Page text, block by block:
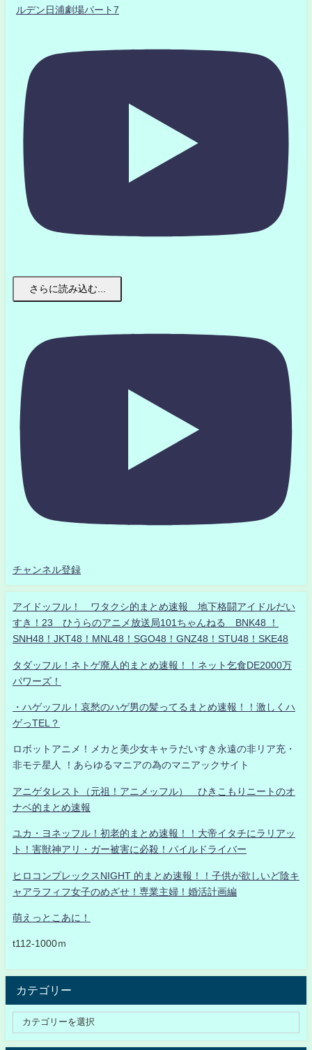
ルデン日浦劇場パート7
さらに読み込む...
チャンネル登録
アイドッフル！ ワタクシ的まとめ速報 地下格闘アイドルだい
すき！23 ひうらのアニメ放送局101ちゃんねる BNK48 ！
SNH48！JKT48！MNL48！SGO48！GNZ48！STU48！SKE48
タダッフル！ネトゲ廃人的まとめ速報！！ネット乞食DE2000万
パワーズ！
・ハゲッフル！哀愁のハゲ男の髪ってるまとめ速報！！激しくハ
ゲっTEL？
ロボットアニメ！メカと美少女キャラだいすき永遠の非リア充・
非モテ星人 ！あらゆるマニアの為のマニアックサイト
アニゲタレスト（元祖！アニメッフル） ひきこもりニートのオ
ナベ的まとめ速報
ユカ・ヨネッフル！初老的まとめ速報！！大帝イタチにラリアッ
ト！害獣神アリ・ガー被害に必殺！パイルドライバー
ヒロコンプレックスNIGHT 的まとめ速報！！子供が欲しいど陰キ
ャアラフィフ女子のめざせ！専業主婦！婚活計画編
萌えっとこあに！
t112-1000ｍ
カテゴリー